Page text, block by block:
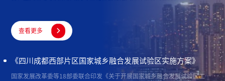
查看更多 
《四川成都西部片区国家城乡融合发展试验区实施方案》
国家发展改革委等18部委联合印发《关于开展国家城乡融合发展试验区工作的通知》（发改规划〔2019〕1947号）批准成都西部片区（温江区、郫都区、都江堰市、彭州市、崇州市、邛崃市、大邑县、蒲江县的全部行政区划范围）为国家城乡融合发展试验区，按照相关要求，制定《四川成都西部片区国家城乡融合发展试验区实施方案》